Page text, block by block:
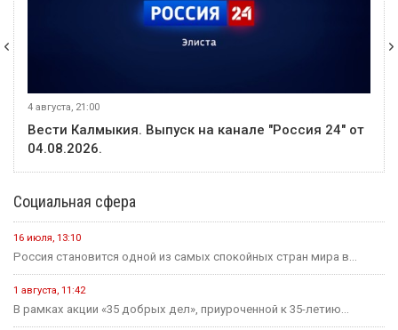
4 августа, 21:00
Вести Калмыкия. Выпуск на канале "Россия 24" от
04.08.2026.
Социальная сфера
16 июля, 13:10
Россия становится одной из самых спокойных стран мира в...
1 августа, 11:42
В рамках акции «35 добрых дел», приуроченной к 35-летию...